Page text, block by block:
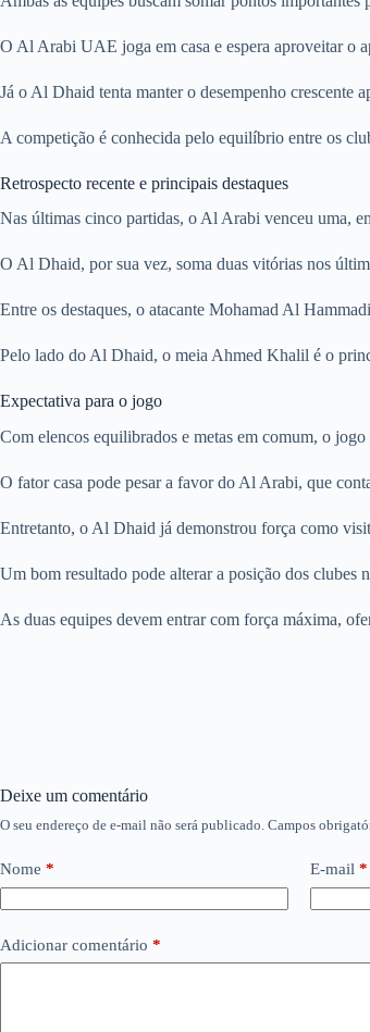
O Al Arabi UAE joga em casa e espera aproveitar o
Já o Al Dhaid tenta manter o desempenho crescente
A competição é conhecida pelo equilíbrio entre os
Retrospecto recente e principais destaques
Nas últimas cinco partidas, o Al Arabi venceu uma,
O Al Dhaid, por sua vez, soma duas vitórias nos
Entre os destaques, o atacante Mohamad Al
Pelo lado do Al Dhaid, o meia Ahmed Khalil é o
Expectativa para o jogo
Com elencos equilibrados e metas em comum, o
O fator casa pode pesar a favor do Al Arabi, que
Entretanto, o Al Dhaid já demonstrou força como
Um bom resultado pode alterar a posição dos clubes
As duas equipes devem entrar com força máxima,
Deixe um comentário
O seu endereço de e-mail não será publicado. Campos
Nome * E-mail *
Adicionar comentário *